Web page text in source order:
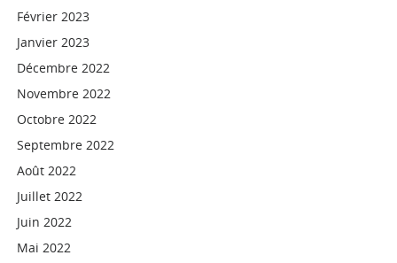
Février 2023
Janvier 2023
Décembre 2022
Novembre 2022
Octobre 2022
Septembre 2022
Août 2022
Juillet 2022
Juin 2022
Mai 2022